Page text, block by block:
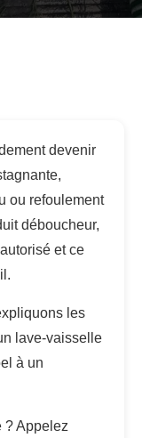
devenir
ou refoulement
déboucheur,
et ce
les
lave-vaisselle
à un
? Appelez